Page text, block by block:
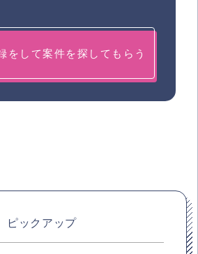
をして案件を探してもらう
ピックアップ